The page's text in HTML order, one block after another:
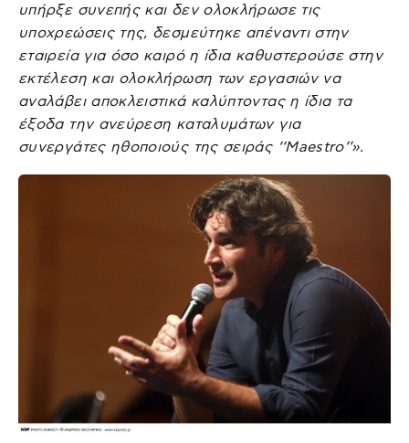
υπήρξε συνεπής και δεν ολοκλήρωσε τις
υποχρεώσεις της, δεσμεύτηκε απέναντι στην
εταιρεία για όσο καιρό η ίδια καθυστερούσε στην
εκτέλεση και ολοκλήρωση των εργασιών να
αναλάβει αποκλειστικά καλύπτοντας η ίδια τα
έξοδα την ανεύρεση καταλυμάτων για
συνεργάτες ηθοποιούς της σειράς ‘‘Maestro’’».